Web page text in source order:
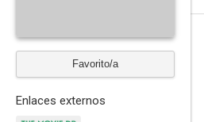
Favorito/a
Enlaces externos